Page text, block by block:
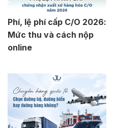
Phí, lệ phí cấp C/O 2026:
Mức thu và cách nộp
online